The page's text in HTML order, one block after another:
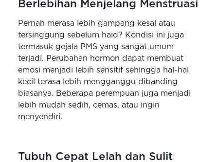
Berlebihan Menjelang Menstruasi
Pernah merasa lebih gampang kesal atau
tersinggung sebelum haid? Kondisi ini juga
termasuk gejala PMS yang sangat umum
terjadi. Perubahan hormon dapat membuat
emosi menjadi lebih sensitif sehingga hal-hal
kecil terasa lebih mengganggu dibanding
biasanya. Beberapa perempuan juga menjadi
lebih mudah sedih, cemas, atau ingin
menyendiri.
Tubuh Cepat Lelah dan Sulit